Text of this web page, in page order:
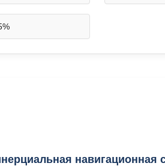
навигационная